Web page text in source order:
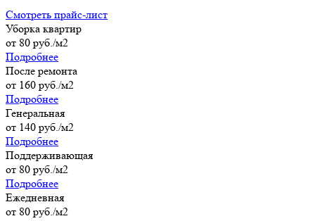
Смотреть прайс-лист
Уборка квартир
от 80 руб./м2
Подробнее
После ремонта
от 160 руб./м2
Подробнее
Генеральная
от 140 руб./м2
Подробнее
Поддерживающая
от 80 руб./м2
Подробнее
Ежедневная
от 80 руб./м2